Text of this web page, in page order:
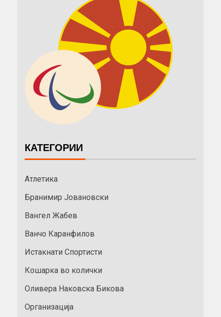
КАТЕГОРИИ
Атлетика
Бранимир Јовановски
Вангел Жабев
Ванчо Каранфилов
Истакнати Спортисти
Кошарка во колички
Оливера Наковска Бикова
Организација